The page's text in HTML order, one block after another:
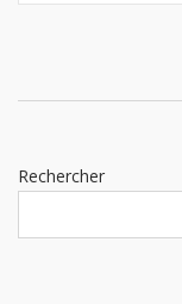
Rechercher